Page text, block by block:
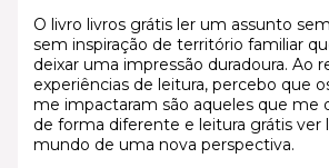
O livro livros grátis ler um assunto
sem inspiração de território familiar
deixar uma impressão duradoura. Ao
experiências de leitura, percebo que
me impactaram são aqueles que me
de forma diferente e leitura grátis ver
mundo de uma nova perspectiva.